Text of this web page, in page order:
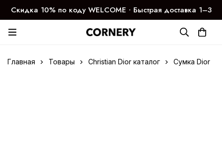
Скидка 10% по коду WELCOME ∙ Быстрая доставка 1–3
дня
Главная Товары Christian Dior каталог Сумка Dior